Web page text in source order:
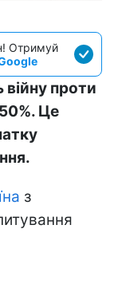
Отримуй
війну проти
Це
з